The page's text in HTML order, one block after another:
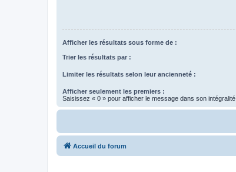
Afficher les résultats sous forme de :
Trier les résultats par :
Limiter les résultats selon leur ancienneté :
Afficher seulement les premiers :
Saisissez « 0 » pour afficher le message dans son intégralité.
Accueil du forum